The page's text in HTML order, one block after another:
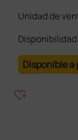
Unidad de
Disponibilidad:
Disponible
heart_plus